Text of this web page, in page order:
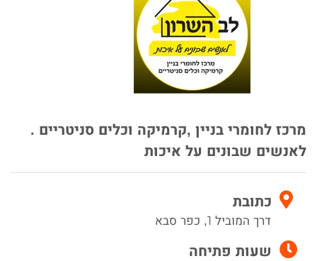
שירות ואחריות
מרכז לחומרי בניין ,קרמיקה וכלים סניטריים .
לאנשים שבונים על איכות
כתובת
דרך המוביל 1, כפר סבא
שעות פתיחה